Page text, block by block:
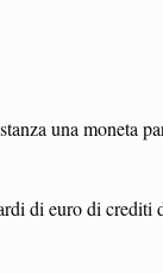
una moneta
di euro di crediti